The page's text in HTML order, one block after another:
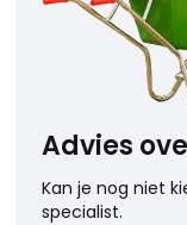
Advies
Kan je nog niet
specialist.